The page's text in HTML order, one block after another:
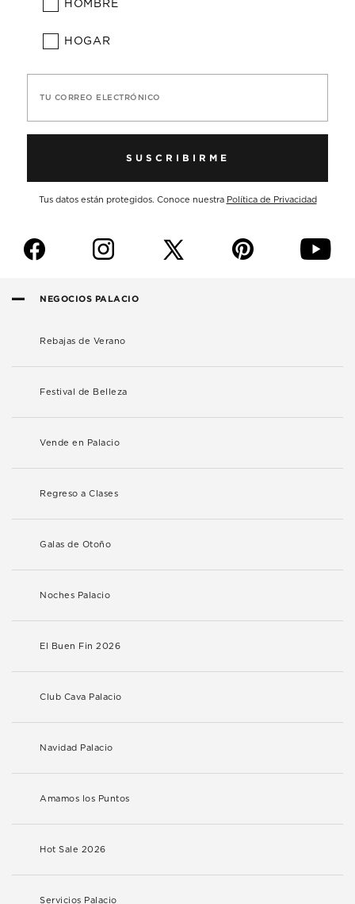
HOMBRE
HOGAR
TU CORREO ELECTRÓNICO
SUSCRIBIRME
Tus datos están protegidos. Conoce nuestra Política de Privacidad
f i p y
NEGOCIOS PALACIO
Rebajas de Verano
Festival de Belleza
Vende en Palacio
Regreso a Clases
Galas de Otoño
Noches Palacio
El Buen Fin 2026
Club Cava Palacio
Navidad Palacio
Amamos los Puntos
Hot Sale 2026
Servicios Palacio